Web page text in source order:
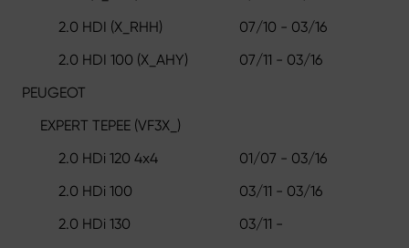
2.0 HDI (X_RHH)
07/10 - 03/16
2.0 HDI 100 (X_AHY)
07/11 - 03/16
PEUGEOT
EXPERT TEPEE (VF3X_)
2.0 HDi 120 4x4
01/07 - 03/16
2.0 HDi 100
03/11 - 03/16
2.0 HDi 130
03/11 -